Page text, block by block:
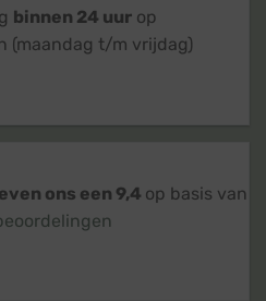
binnen 24 uur op
(maandag t/m vrijdag)
ons een 9,4 op basis van